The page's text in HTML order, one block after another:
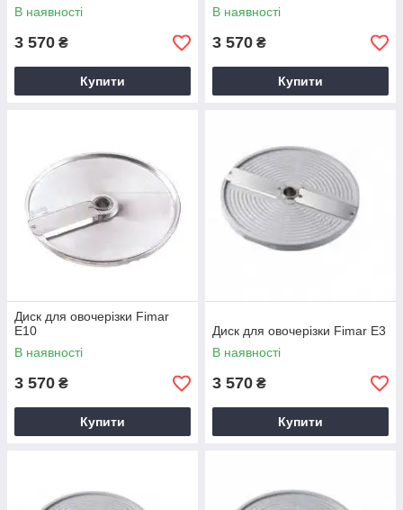
В наявності
3 570 ₴
Купити
В наявності
3 570 ₴
Купити
Диск для овочерізки Fimar
E10
В наявності
3 570 ₴
Купити
Диск для овочерізки Fimar E3
В наявності
3 570 ₴
Купити